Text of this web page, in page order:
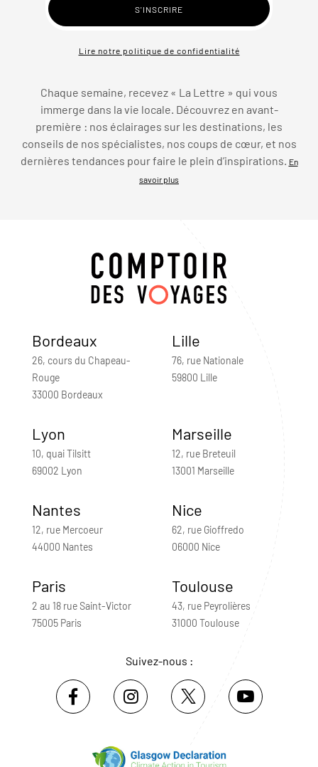
Lire notre politique de confidentialité
Chaque semaine, recevez « La Lettre » qui vous
immerge dans la vie locale. Découvrez en avant-
première : nos éclairages sur les destinations, les
conseils de nos spécialistes, nos coups de cœur, et nos
dernières tendances pour faire le plein d’inspirations. En
savoir plus
Bordeaux
26, cours du Chapeau-
Rouge
33000 Bordeaux
Lille
76, rue Nationale
59800 Lille
Lyon
10, quai Tilsitt
69002 Lyon
Marseille
12, rue Breteuil
13001 Marseille
Nantes
12, rue Mercoeur
44000 Nantes
Nice
62, rue Gioffredo
06000 Nice
Paris
2 au 18 rue Saint-Victor
75005 Paris
Toulouse
43, rue Peyrolières
31000 Toulouse
Suivez-nous :